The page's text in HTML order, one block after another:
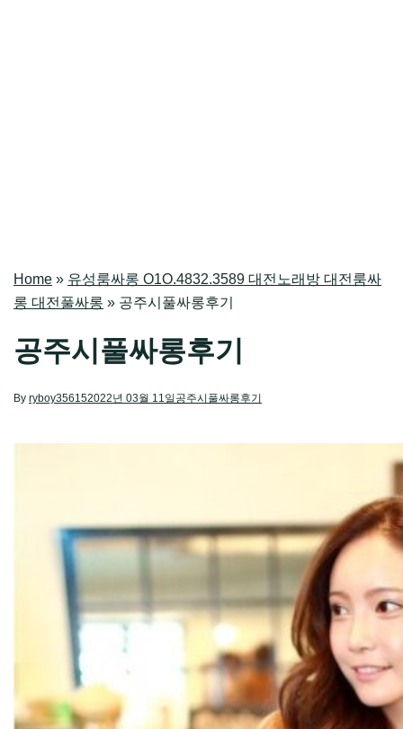
Home » 유성룸싸롱 O1O.4832.3589 대전노래방 대전룸싸
롱 대전풀싸롱 » 공주시풀싸롱후기
공주시풀싸롱후기
By ryboy356152022년 03월 11일 공주시풀싸롱후기